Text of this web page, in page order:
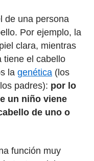
de una persona
Por ejemplo, la
clara, mientras
tiene el cabello
la genética (los
padres): por lo
un niño viene
de uno o
función muy